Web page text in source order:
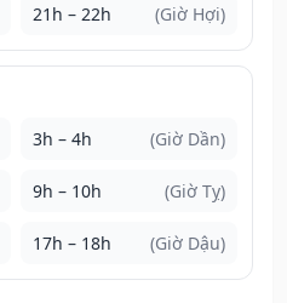
21h – 22h (Giờ Hợi)
3h – 4h (Giờ Dần)
9h – 10h (Giờ Tỵ)
17h – 18h (Giờ Dậu)